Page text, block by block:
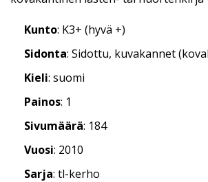
Kunto: K3+ (hyvä +)
Sidonta: Sidottu, kuvakannet
Kieli: suomi
Painos: 1
Sivumäärä: 184
Vuosi: 2010
Sarja: tl-kerho